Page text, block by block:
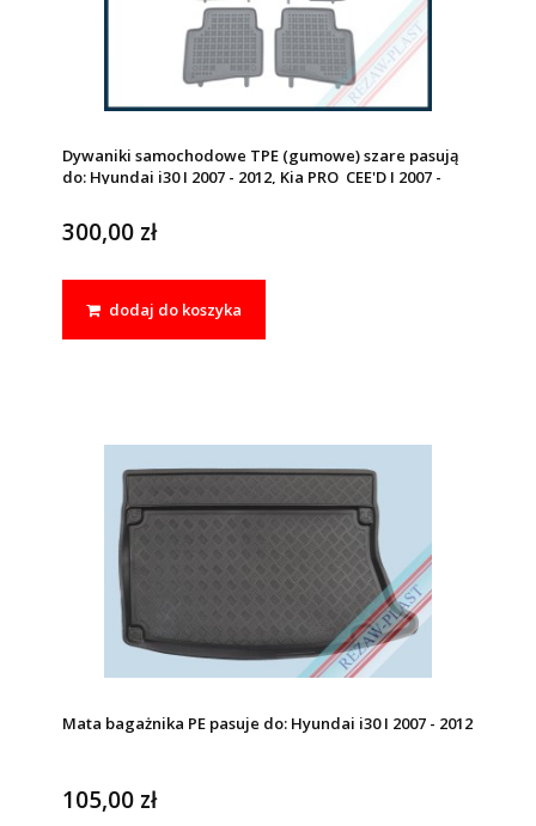
Dywaniki samochodowe TPE (gumowe) szare pasują
do: Hyundai i30 I 2007 - 2012, Kia PRO_CEE'D I 2007 -
300,00 zł
dodaj do koszyka
Mata bagażnika PE pasuje do: Hyundai i30 I 2007 - 2012
105,00 zł